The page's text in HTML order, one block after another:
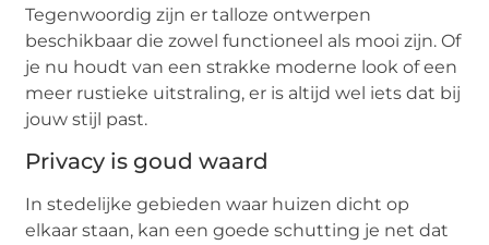
Tegenwoordig zijn er talloze ontwerpen
beschikbaar die zowel functioneel als mooi zijn. Of
je nu houdt van een strakke moderne look of een
meer rustieke uitstraling, er is altijd wel iets dat bij
jouw stijl past.
Privacy is goud waard
In stedelijke gebieden waar huizen dicht op
elkaar staan, kan een goede schutting je net dat